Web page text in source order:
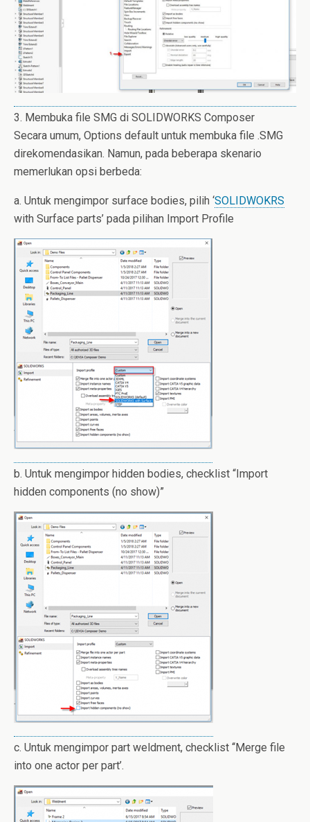
3. Membuka file SMG di SOLIDWORKS Composer
Secara umum, Options default untuk membuka file .SMG
direkomendasikan. Namun, pada beberapa skenario
memerlukan opsi berbeda:
a. Untuk mengimpor surface bodies, pilih ‘SOLIDWOKRS
with Surface parts’ pada pilihan Import Profile
b. Untuk mengimpor hidden bodies, checklist “Import
hidden components (no show)”
c. Untuk mengimpor part weldment, checklist ‘‘Merge file
into one actor per part’.